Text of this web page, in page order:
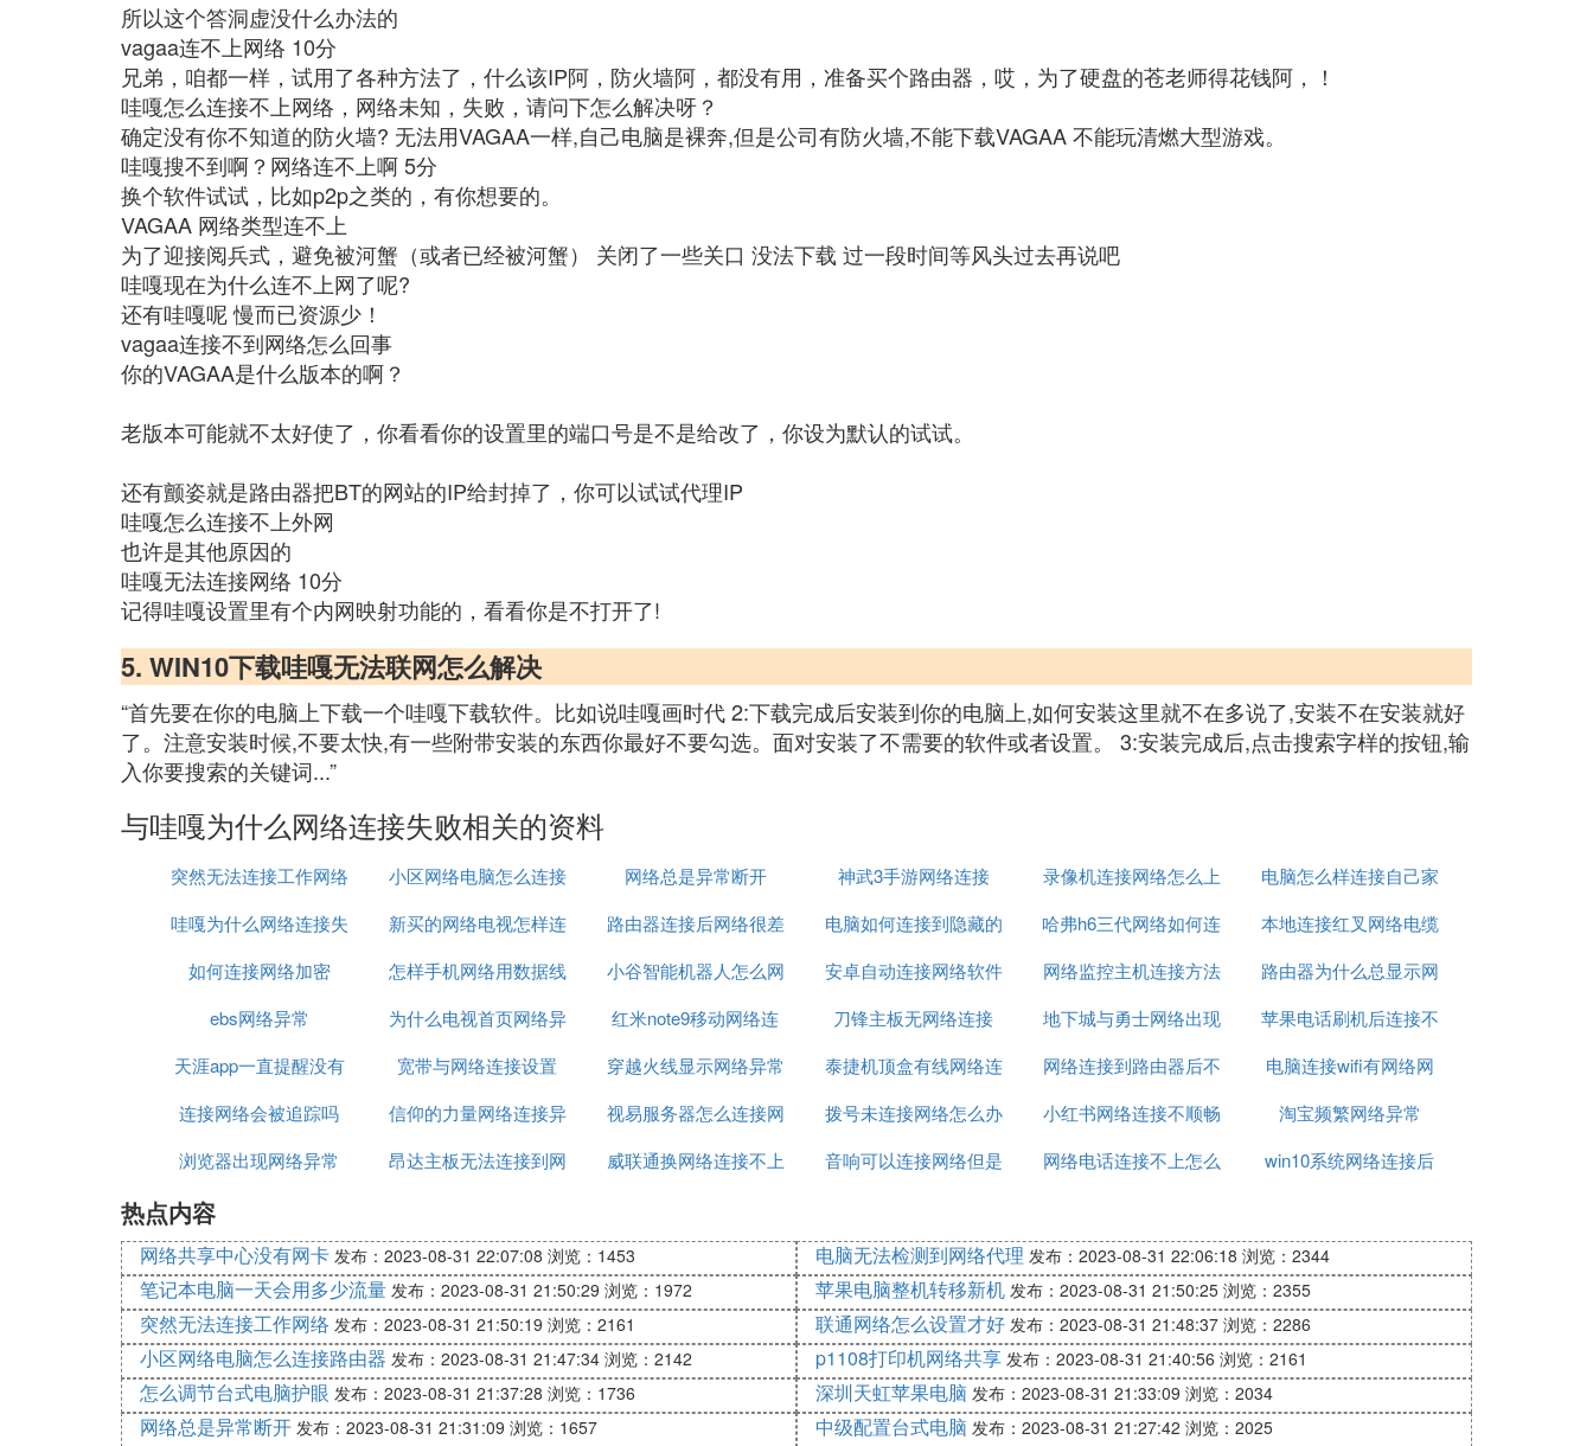
所以这个答洞虚没什么办法的
vagaa连不上网络 10分
兄弟，咱都一样，试用了各种方法了，什么该IP阿，防火墙阿，都没有用，准备买个路由器，哎，为了硬盘的苍老师得花钱阿，！
哇嘎怎么连接不上网络，网络未知，失败，请问下怎么解决呀？
确定没有你不知道的防火墙? 无法用VAGAA一样,自己电脑是裸奔,但是公司有防火墙,不能下载VAGAA 不能玩清燃大型游戏。
哇嘎搜不到啊？网络连不上啊 5分
换个软件试试，比如p2p之类的，有你想要的。
VAGAA 网络类型连不上
为了迎接阅兵式，避免被河蟹（或者已经被河蟹） 关闭了一些关口 没法下载 过一段时间等风头过去再说吧
哇嘎现在为什么连不上网了呢?
还有哇嘎呢 慢而已资源少！
vagaa连接不到网络怎么回事
你的VAGAA是什么版本的啊？
老版本可能就不太好使了，你看看你的设置里的端口号是不是给改了，你设为默认的试试。
还有颤姿就是路由器把BT的网站的IP给封掉了，你可以试试代理IP
哇嘎怎么连接不上外网
也许是其他原因的
哇嘎无法连接网络 10分
记得哇嘎设置里有个内网映射功能的，看看你是不打开了!
5. WIN10下载哇嘎无法联网怎么解决
“首先要在你的电脑上下载一个哇嘎下载软件。比如说哇嘎画时代 2:下载完成后安装到你的电脑上,如何安装这里就不在多说了,安装不在安装就好
了。注意安装时候,不要太快,有一些附带安装的东西你最好不要勾选。面对安装了不需要的软件或者设置。 3:安装完成后,点击搜索字样的按钮,输
入你要搜索的关键词...”
与哇嘎为什么网络连接失败相关的资料
突然无法连接工作网络
小区网络电脑怎么连接
路由器
网络总是异常断开 神武3手游网络连接
录像机连接网络怎么上
网
电脑怎么样连接自己家
的网络
哇嘎为什么网络连接失
败
新买的网络电视怎样连
接网络
路由器连接后网络很差
电脑如何连接到隐藏的
网络
哈弗h6三代网络如何连
接
本地连接红叉网络电缆
被拔出
如何连接网络加密
怎样手机网络用数据线
连接给电脑
小谷智能机器人怎么网
络连接
安卓自动连接网络软件 网络监控主机连接方法
路由器为什么总显示网
络异常
ebs网络异常
为什么电视首页网络异
常
红米note9移动网络连
接不上
刀锋主板无网络连接
地下城与勇士网络出现
异常09
苹果电话刷机后连接不
上网络
天涯app一直提醒没有
网络连接
宽带与网络连接设置
穿越火线显示网络异常
安全
泰捷机顶盒有线网络连
接这样设置
网络连接到路由器后不
能上网
电脑连接wifi有网络网
页打不开
连接网络会被追踪吗
信仰的力量网络连接异
常
视易服务器怎么连接网
络
拨号未连接网络怎么办 小红书网络连接不顺畅
淘宝频繁网络异常
浏览器出现网络异常
昂达主板无法连接到网
威联通换网络连接不上
音响可以连接网络但是
网络电话连接不上怎么
win10系统网络连接后
热点内容
网络共享中心没有网卡 发布：2023-08-31 22:07:08 浏览：1453 电脑无法检测到网络代理 发布：2023-08-31 22:06:18 浏览：2344
笔记本电脑一天会用多少流量 发布：2023-08-31 21:50:29 浏览：1972 苹果电脑整机转移新机 发布：2023-08-31 21:50:25 浏览：2355
突然无法连接工作网络 发布：2023-08-31 21:50:19 浏览：2161 联通网络怎么设置才好 发布：2023-08-31 21:48:37 浏览：2286
小区网络电脑怎么连接路由器 发布：2023-08-31 21:47:34 浏览：2142 p1108打印机网络共享 发布：2023-08-31 21:40:56 浏览：2161
怎么调节台式电脑护眼 发布：2023-08-31 21:37:28 浏览：1736 深圳天虹苹果电脑 发布：2023-08-31 21:33:09 浏览：2034
网络总是异常断开 发布：2023-08-31 21:31:09 浏览：1657 中级配置台式电脑 发布：2023-08-31 21:27:42 浏览：2025